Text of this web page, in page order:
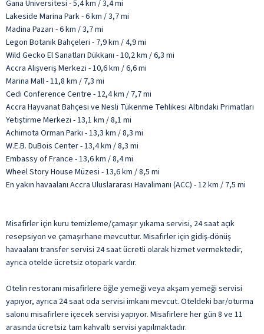
Gana Üniversitesi - 5,4 km / 3,4 mi
Lakeside Marina Park - 6 km / 3,7 mi
Madina Pazarı - 6 km / 3,7 mi
Legon Botanik Bahçeleri - 7,9 km / 4,9 mi
Wild Gecko El Sanatları Dükkanı - 10,2 km / 6,3 mi
Accra Alışveriş Merkezi - 10,6 km / 6,6 mi
Marina Mall - 11,8 km / 7,3 mi
Cedi Conference Centre - 12,4 km / 7,7 mi
Accra Hayvanat Bahçesi ve Nesli Tükenme Tehlikesi Altındaki Primatları
Yetiştirme Merkezi - 13,1 km / 8,1 mi
Achimota Orman Parkı - 13,3 km / 8,3 mi
W.E.B. DuBois Center - 13,4 km / 8,3 mi
Embassy of France - 13,6 km / 8,4 mi
Wheel Story House Müzesi - 13,6 km / 8,5 mi
En yakın havaalanı Accra Uluslararası Havalimanı (ACC) - 12 km / 7,5 mi
Misafirler için kuru temizleme/çamaşır yıkama servisi, 24 saat açık
resepsiyon ve çamaşırhane mevcuttur. Misafirler için gidiş-dönüş
havaalanı transfer servisi 24 saat ücretli olarak hizmet vermektedir,
ayrıca otelde ücretsiz otopark vardır.
Otelin restoranı misafirlere öğle yemeği veya akşam yemeği servisi
yapıyor, ayrıca 24 saat oda servisi imkanı mevcut. Oteldeki bar/oturma
salonu misafirlere içecek servisi yapıyor. Misafirlere her gün 8 ve 11
arasında ücretsiz tam kahvaltı servisi yapılmaktadır.